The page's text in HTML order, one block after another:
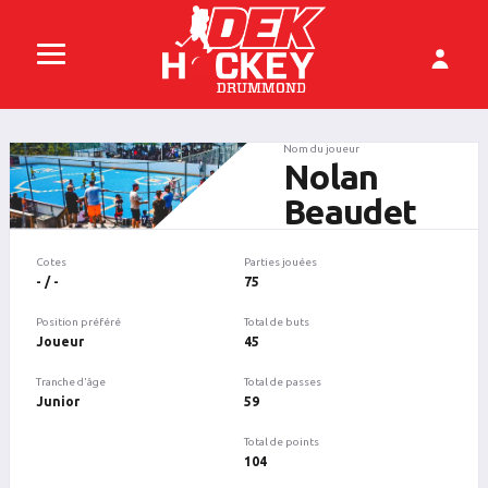
Nom du joueur
Nolan
Beaudet
Cotes
- / -
Position préféré
Joueur
Tranche d'âge
Junior
Parties jouées
75
Total de buts
45
Total de passes
59
Total de points
104